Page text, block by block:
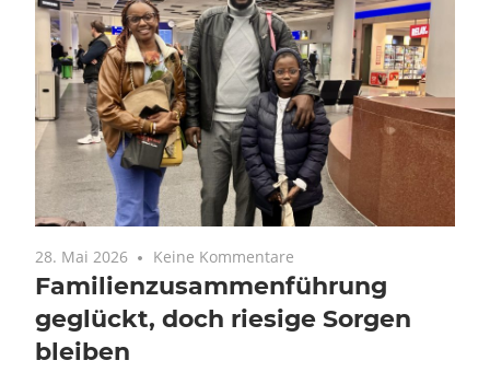
28. Mai 2026 Keine Kommentare
Familienzusammenführung
geglückt, doch riesige Sorgen
bleiben